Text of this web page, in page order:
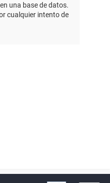
una base de datos.
cualquier intento de